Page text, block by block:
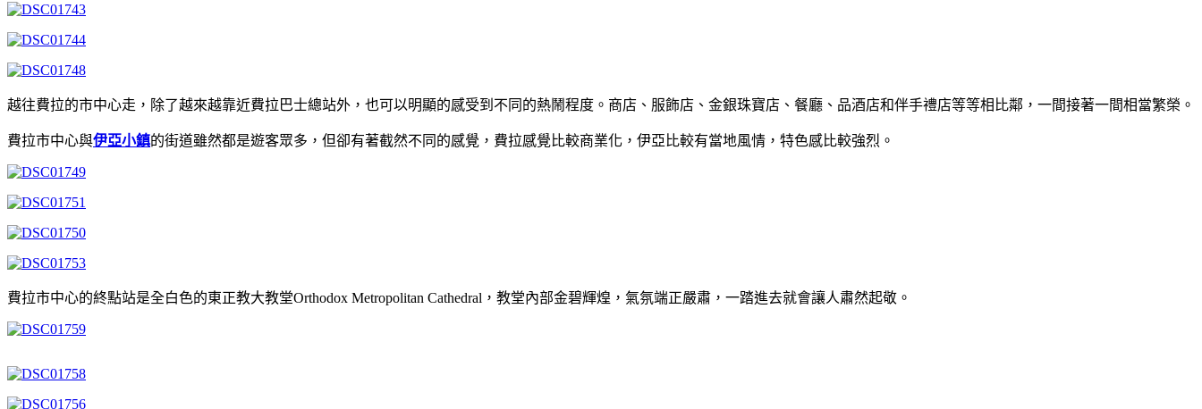
越往費拉的市中心走，除了越來越靠近費拉巴士總站外，也可以明顯的感受到不同的熱鬧程度。商店、服飾店、金銀珠寶店、餐廳、品酒店和伴手禮店等等相比鄰，一間接著一間相當繁榮。
費拉市中心與伊亞小鎮的街道雖然都是遊客眾多，但卻有著截然不同的感覺，費拉感覺比較商業化，伊亞比較有當地風情，特色感比較強烈。
費拉市中心的終點站是全白色的東正教大教堂Orthodox Metropolitan Cathedral，教堂內部金碧輝煌，氣氛端正嚴肅，一踏進去就會讓人肅然起敬。